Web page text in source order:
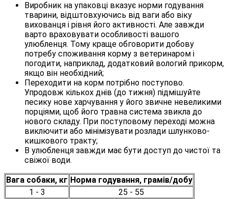
Виробник на упаковці вказує норми годування
тварини, відштовхуючись від ваги або віку
вихованця і рівня його активності. Але завжди
варто враховувати особливості вашого
улюбленця. Тому краще обговорити добову
потребу споживання корму з ветеринаром і
погодити, наприклад, додатковий вологий прикорм,
якщо він необхідний;
Переходити на корм потрібно поступово.
Упродовж кількох днів (до тижня) підмішуйте
песику нове харчування у його звичне невеликими
порціями, щоб його травна система звикла до
нового складу. При поступовому переході можна
виключити або мінімізувати розлади шлунково-
кишкового тракту;
В улюбленця завжди має бути доступ до чистої та
свіжої води.
Вага собаки, кг Норма годування, грамів/добу
1 - 3
25 - 55